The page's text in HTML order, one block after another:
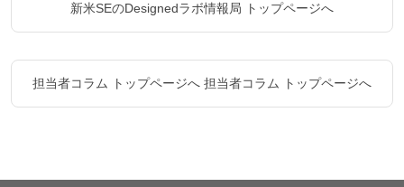
新米SEのDesignedラボ情報局 トップページへ
担当者コラム トップページへ 担当者コラム トップページへ